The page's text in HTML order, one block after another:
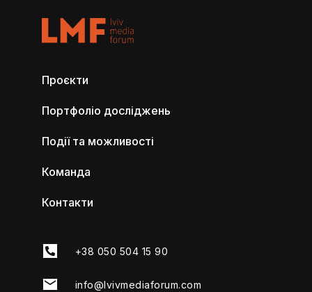
Проєкти
Портфоліо досліджень
Події та можливості
Команда
Контакти
+38 050 504 15 90
info@lvivmediaforum.com